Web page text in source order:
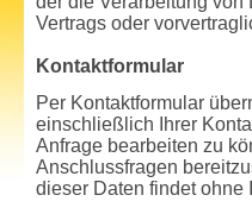
Vertrags oder
Kontaktformular
Per Kontaktformular
einschließlich Ihrer
Anfrage bearbeiten zu
Anschlussfragen
dieser Daten findet ohne